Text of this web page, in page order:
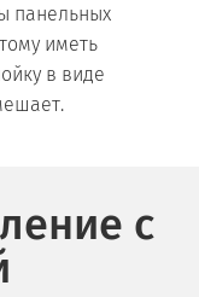
панельных
иметь
в виде
с